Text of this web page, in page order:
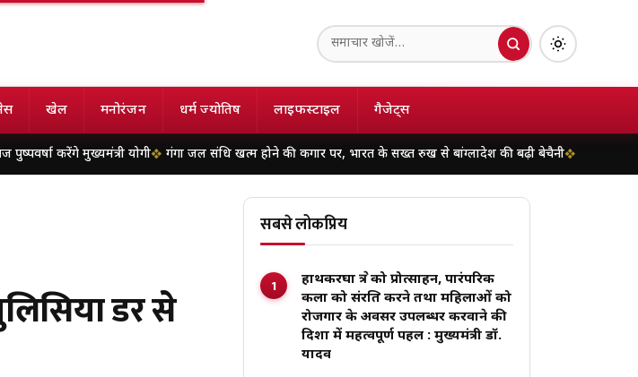
खेल मनोरंजन धर्म ज्योतिष लाइफस्टाइल गैजेट्स
योगी गंगा जल संधि खत्म होने की कगार पर, भारत के सख्त रुख से बांग्लादेश की बढ़ी बेचैनी हिमाचल के चंबा में दर्दनाक
डर से
सबसे लोकप्रिय
हाथकरघा क्षेत्र को प्रोत्साहन, पारंपरिक
कला को संरक्षित करने तथा महिलाओं को
रोजगार के अवसर उपलब्धर करवाने की
दिशा में महत्वपूर्ण पहल : मुख्यमंत्री डॉ.
यादव